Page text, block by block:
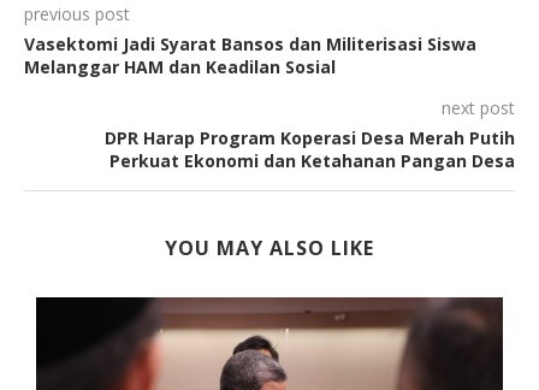
previous post
Vasektomi Jadi Syarat Bansos dan Militerisasi Siswa
Melanggar HAM dan Keadilan Sosial
next post
DPR Harap Program Koperasi Desa Merah Putih
Perkuat Ekonomi dan Ketahanan Pangan Desa
YOU MAY ALSO LIKE